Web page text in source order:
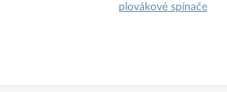
plovákové spínače